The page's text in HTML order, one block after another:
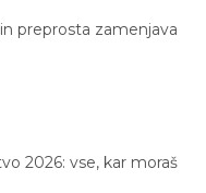
preprosta zamenjava
2026: vse, kar moraš